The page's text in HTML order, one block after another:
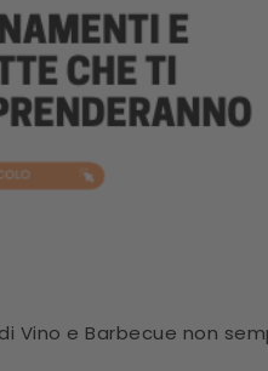
Vino e Barbecue non